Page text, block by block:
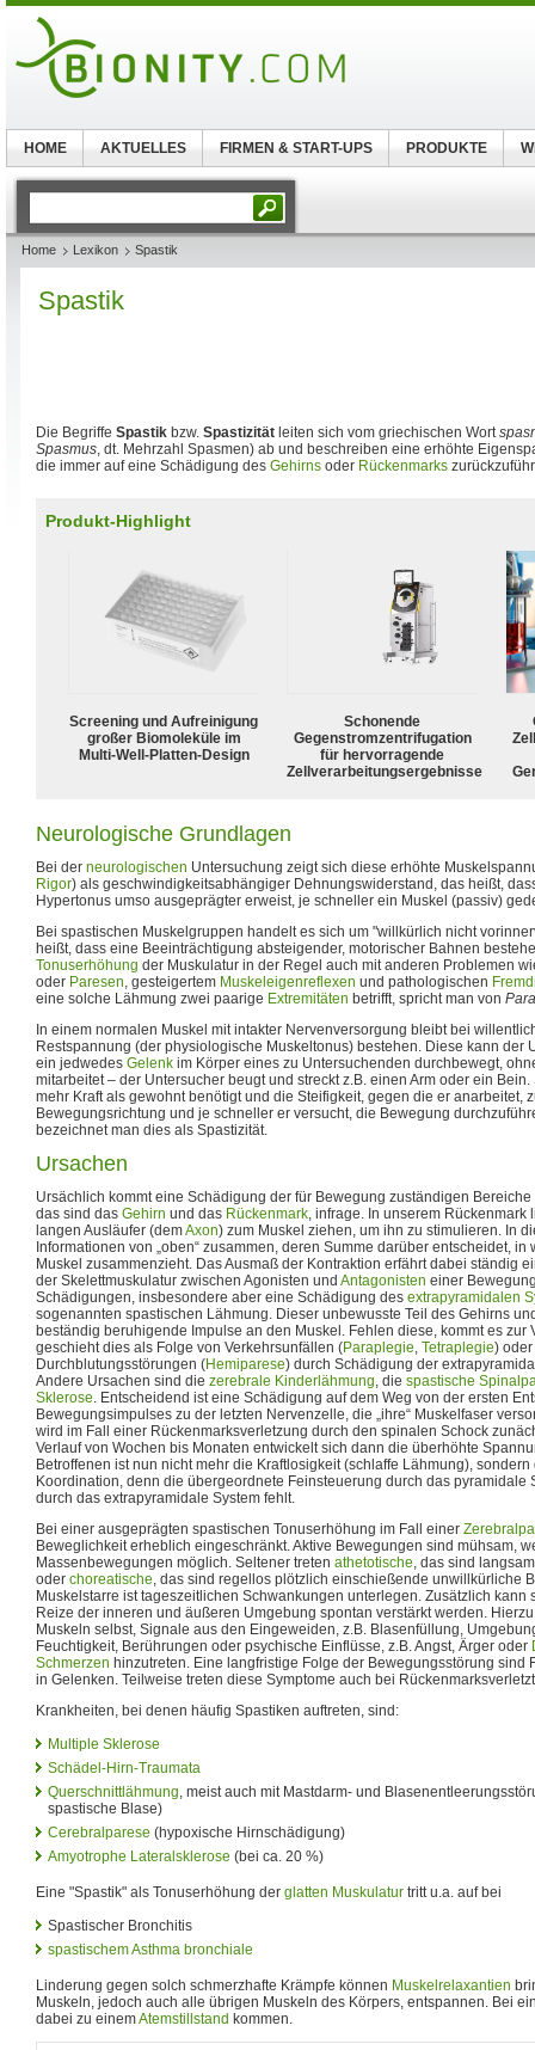
Home Lexikon Spastik
Spastik
Die Begriffe Spastik bzw. Spastizität leiten sich vom griechischen Wort
Spasmus, dt. Mehrzahl Spasmen) ab und beschreiben eine erhöhte
die immer auf eine Schädigung des Gehirns oder Rückenmarks
Produkt-Highlight
Screening und Aufreinigung
großer Biomoleküle im
Multi-Well-Platten-Design
Schonende
Gegenstromzentrifugation
für hervorragende
Zellverarbeitungsergebnisse
Neurologische Grundlagen
Bei der neurologischen Untersuchung zeigt sich diese erhöhte
Rigor) als geschwindigkeitsabhängiger Dehnungswiderstand, das heißt,
Hypertonus umso ausgeprägter erweist, je schneller ein Muskel (passiv)
Bei spastischen Muskelgruppen handelt es sich um "willkürlich nicht
heißt, dass eine Beeinträchtigung absteigender, motorischer Bahnen
Tonuserhöhung der Muskulatur in der Regel auch mit anderen Problemen
oder Paresen, gesteigertem Muskeleigenreflexen und pathologischen
eine solche Lähmung zwei paarige Extremitäten betrifft, spricht man von
In einem normalen Muskel mit intakter Nervenversorgung bleibt bei
Restspannung (der physiologische Muskeltonus) bestehen. Diese kann der
ein jedwedes Gelenk im Körper eines zu Untersuchenden durchbewegt,
mitarbeitet – der Untersucher beugt und streckt z.B. einen Arm oder ein
mehr Kraft als gewohnt benötigt und die Steifigkeit, gegen die er anarbeitet,
Bewegungsrichtung und je schneller er versucht, die Bewegung
bezeichnet man dies als Spastizität.
Ursachen
Ursächlich kommt eine Schädigung der für Bewegung zuständigen
das sind das Gehirn und das Rückenmark, infrage. In unserem Rückenmark
langen Ausläufer (demAxon) zum Muskel ziehen, um ihn zu stimulieren. In
Informationen von „oben“ zusammen, deren Summe darüber entscheidet,
Muskel zusammenzieht. Das Ausmaß der Kontraktion erfährt dabei ständig
der Skelettmuskulatur zwischen Agonisten und Antagonisten einer
Schädigungen, insbesondere aber eine Schädigung des extrapyramidalen
sogenannten spastischen Lähmung. Dieser unbewusste Teil des Gehirns
beständig beruhigende Impulse an den Muskel. Fehlen diese, kommt es zur
geschieht dies als Folge von Verkehrsunfällen (Paraplegie, Tetraplegie)
Durchblutungsstörungen (Hemiparese) durch Schädigung der
Andere Ursachen sind die zerebrale Kinderlähmung, die spastische
Sklerose. Entscheidend ist eine Schädigung auf dem Weg von der ersten
Bewegungsimpulses zu der letzten Nervenzelle, die „ihre“ Muskelfaser
wird im Fall einer Rückenmarksverletzung durch den spinalen Schock
Verlauf von Wochen bis Monaten entwickelt sich dann die überhöhte
Betroffenen ist nun nicht mehr die Kraftlosigkeit (schlaffe Lähmung),
Koordination, denn die übergeordnete Feinsteuerung durch das pyramidale
durch das extrapyramidale System fehlt.
Bei einer ausgeprägten spastischen Tonuserhöhung im Fall einer
Beweglichkeit erheblich eingeschränkt. Aktive Bewegungen sind mühsam,
Massenbewegungen möglich. Seltener treten athetotische, das sind
oder choreatische, das sind regellos plötzlich einschießende unwillkürliche
Muskelstarre ist tageszeitlichen Schwankungen unterlegen. Zusätzlich kann
Reize der inneren und äußeren Umgebung spontan verstärkt werden.
Muskeln selbst, Signale aus den Eingeweiden, z.B. Blasenfüllung,
Feuchtigkeit, Berührungen oder psychische Einflüsse, z.B. Angst, Ärger oder
Schmerzen hinzutreten. Eine langfristige Folge der Bewegungsstörung sind
in Gelenken. Teilweise treten diese Symptome auch bei
Krankheiten, bei denen häufig Spastiken auftreten, sind:
Multiple Sklerose
Schädel-Hirn-Traumata
Querschnittlähmung, meist auch mit Mastdarm- und
spastische Blase)
Cerebralparese (hypoxische Hirnschädigung)
Amyotrophe Lateralsklerose (bei ca. 20 %)
Eine "Spastik" als Tonuserhöhung der glatten Muskulatur tritt u.a. auf bei
Spastischer Bronchitis
spastischem Asthma bronchiale
Linderung gegen solch schmerzhafte Krämpfe können Muskelrelaxantien
Muskeln, jedoch auch alle übrigen Muskeln des Körpers, entspannen. Bei
dabei zu einemAtemstillstand kommen.
HOME AKTUELLES FIRMEN & START-UPS PRODUKTE